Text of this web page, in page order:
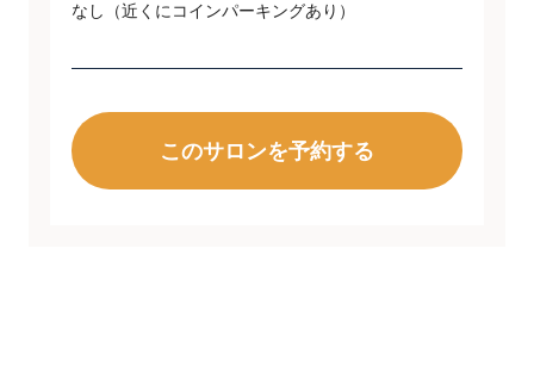
なし（近くにコインパーキングあり）
このサロンを予約する